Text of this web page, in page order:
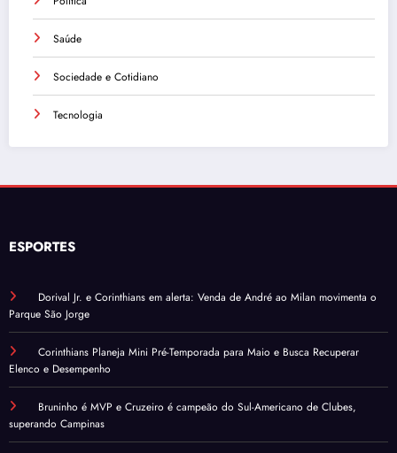
Saúde
Sociedade e Cotidiano
Tecnologia
ESPORTES
Dorival Jr. e Corinthians em alerta: Venda de André ao Milan movimenta o
Parque São Jorge
Corinthians Planeja Mini Pré-Temporada para Maio e Busca Recuperar
Elenco e Desempenho
Bruninho é MVP e Cruzeiro é campeão do Sul-Americano de Clubes,
superando Campinas